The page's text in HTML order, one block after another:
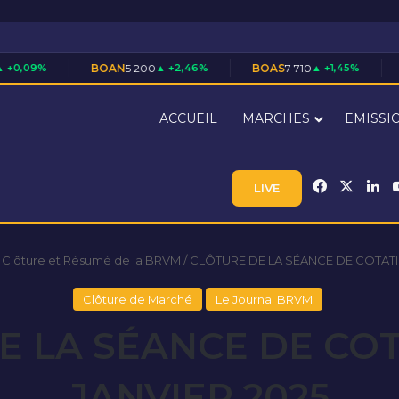
BOAN5 200 ▲ +2,46% BOAS7 710 ▲ +1,45% CABC3 550
ACCUEIL MARCHES
LIVE Facebook
et Résumé de la BRVM / CLÔTURE DE LA SÉANCE DE
Clôture de Marché Le Journal BRVM